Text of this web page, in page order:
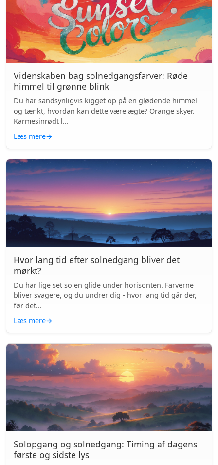
Videnskaben bag solnedgangsfarver: Røde
himmel til grønne blink
Du har sandsynligvis kigget op på en glødende himmel
og tænkt, hvordan kan dette være ægte? Orange skyer.
Karmesinrødt l...
Læs mere→
Hvor lang tid efter solnedgang bliver det
mørkt?
Du har lige set solen glide under horisonten. Farverne
bliver svagere, og du undrer dig - hvor lang tid går der,
før det...
Læs mere→
Solopgang og solnedgang: Timing af dagens
første og sidste lys